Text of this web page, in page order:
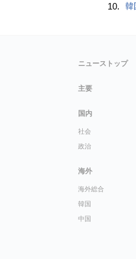
10. 韓
ニューストップ
主要
国内
社会
政治
海外
海外総合
韓国
中国